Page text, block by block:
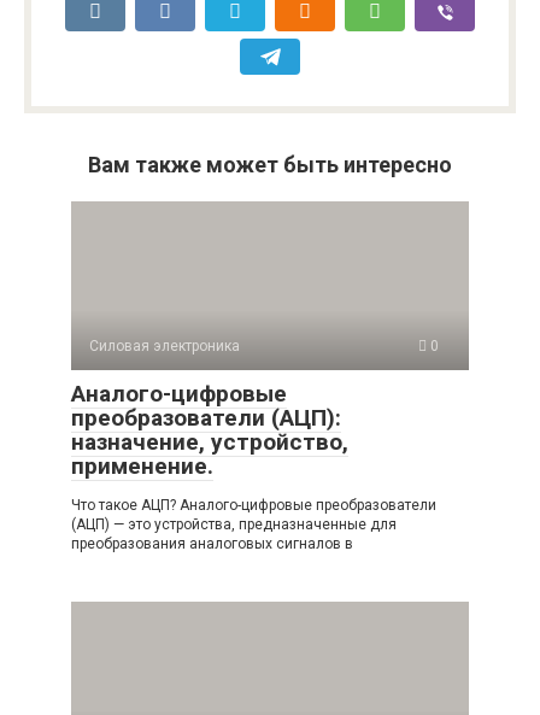
Вам также может быть интересно
Силовая электроника 0
Аналого-цифровые
преобразователи (АЦП):
назначение, устройство,
применение.
Что такое АЦП? Аналого-цифровые преобразователи
(АЦП) — это устройства, предназначенные для
преобразования аналоговых сигналов в